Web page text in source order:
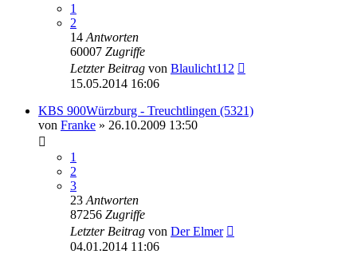
1
2
14 Antworten
60007 Zugriffe
Letzter Beitrag von Blaulicht112
15.05.2014 16:06
KBS 900Würzburg - Treuchtlingen (5321)
von Franke » 26.10.2009 13:50
1
2
3
23 Antworten
87256 Zugriffe
Letzter Beitrag von Der Elmer
04.01.2014 11:06